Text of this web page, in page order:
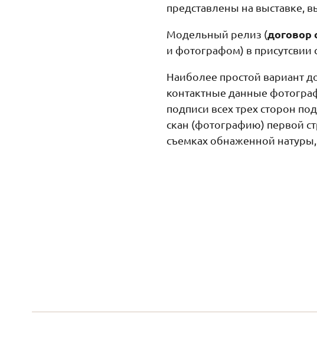
представлены на выставке,
Модельный релиз (договор
и фотографом) в присутсвии
Наиболее простой вариант
контактные данные
подписи всех трех сторон
скан (фотографию) первой
съемках обнаженной